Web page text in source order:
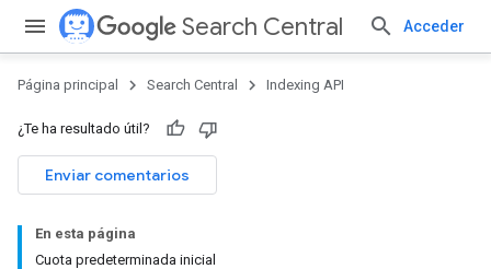
Search Central Acceder
Página principal Search Central Indexing API
¿Te ha resultado útil?
Enviar comentarios
En esta página
Cuota predeterminada inicial